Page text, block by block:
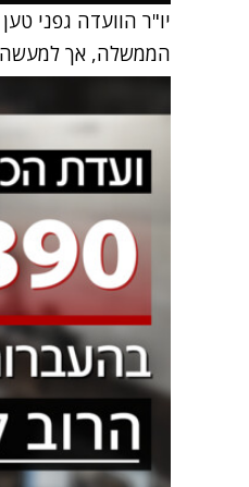
יו"ר הוועדה גפני
הממשלה, אך למעשה